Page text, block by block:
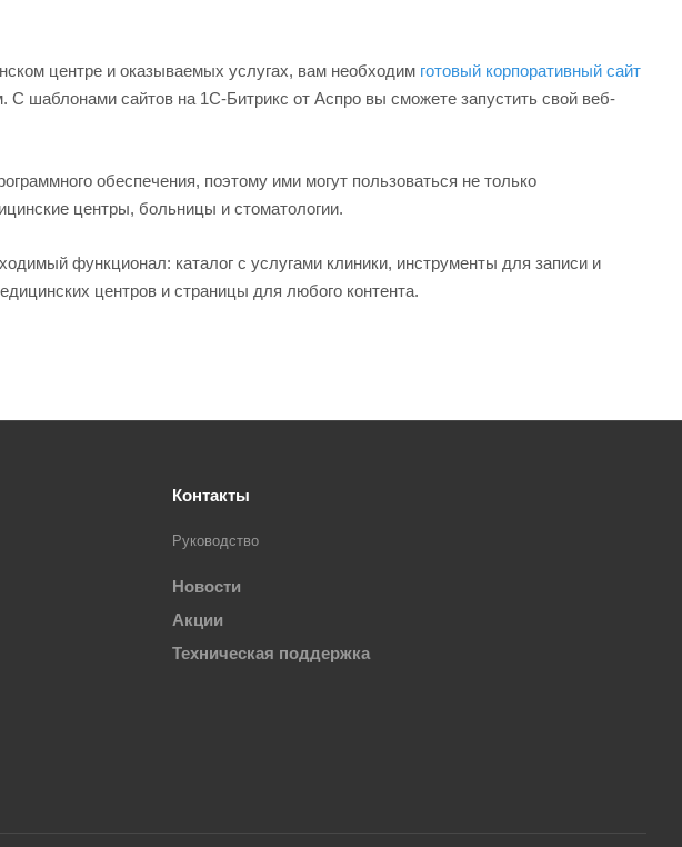
центре и оказываемых услугах, вам необходим готовый корпоративный сайт
шаблонами сайтов на 1С-Битрикс от Аспро вы сможете запустить свой веб-
обеспечения, поэтому ими могут пользоваться не только
центры, больницы и стоматологии.
функционал: каталог с услугами клиники, инструменты для записи и
центров и страницы для любого контента.
Контакты
Руководство
Новости
Акции
Техническая поддержка